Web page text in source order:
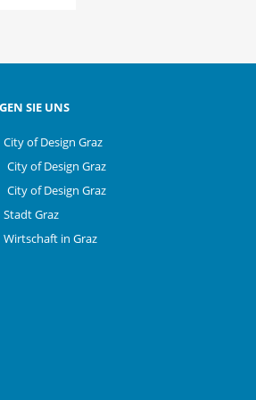
SIE UNS
City of Design Graz
City of Design Graz
City of Design Graz
Stadt Graz
Wirtschaft in Graz